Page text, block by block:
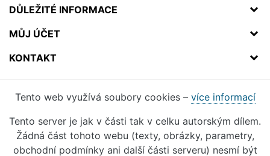
DŮLEŽITÉ INFORMACE
MŮJ ÚČET
KONTAKT
Tento web využívá soubory cookies – více informací
Tento server je jak v části tak v celku autorským dílem.
Žádná část tohoto webu (texty, obrázky, parametry,
obchodní podmínky ani další části serveru) nesmí být